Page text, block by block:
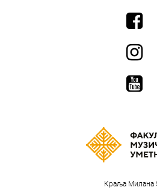
Краља Милана